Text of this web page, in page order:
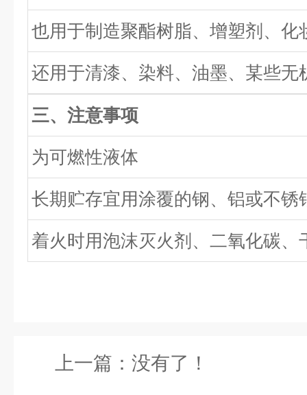
也用于制造聚酯树脂、增塑剂、
还用于清漆、染料、油墨、某些无
三、注意事项
为可燃性液体
长期贮存宜用涂覆的钢、铝或不锈
着火时用泡沫灭火剂、二氧化碳、
上一篇：没有了！